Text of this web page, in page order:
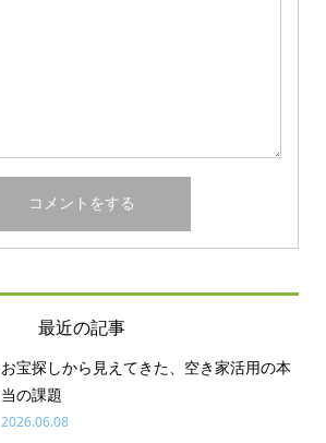
最近の記事
お宝探しから見えてきた、空き家活用の本
当の課題
2026.06.08